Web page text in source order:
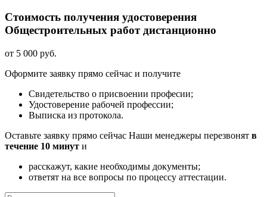
Стоимость получения удостоверения
Общестроительных работ дистанционно
от 5 000 руб.
Оформите заявку прямо сейчас и получите
Свидетельство о присвоении професии;
Удостоверение рабочей профессии;
Выписка из протокола.
Оставьте заявку прямо сейчас Наши менеджеры перезвонят в
течение 10 минут и
расскажут, какие необходимы документы;
ответят на все вопросы по процессу аттестации.